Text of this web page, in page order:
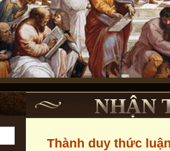
NHẬN
Thành duy thức